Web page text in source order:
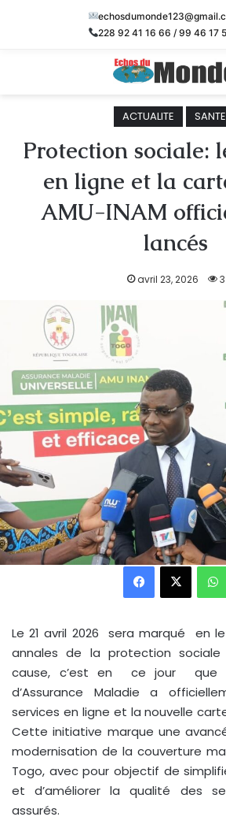
ACTUALITE SANTE
Protection sociale:
en ligne et la
AMU-INAM
lancés
avril 23, 2026 3
Facebook X
Le 21 avril 2026 sera marqué en
annales de la protection sociale
cause, c’est en ce jour que
d’Assurance Maladie a
services en ligne et la nouvelle
Cette initiative marque une
modernisation de la couverture
Togo, avec pour objectif de
et d’améliorer la qualité des
assurés.
228 92 41 16 66 / 99 46 17